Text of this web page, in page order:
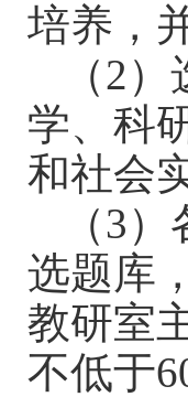
培养，
（2）
学、科
和社会
（3）
选题库
教研室
不低于